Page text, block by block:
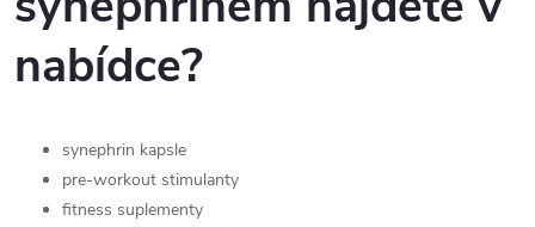
s
u
nabídce?
synephrin kapsle
pre-workout stimulanty
fitness suplementy